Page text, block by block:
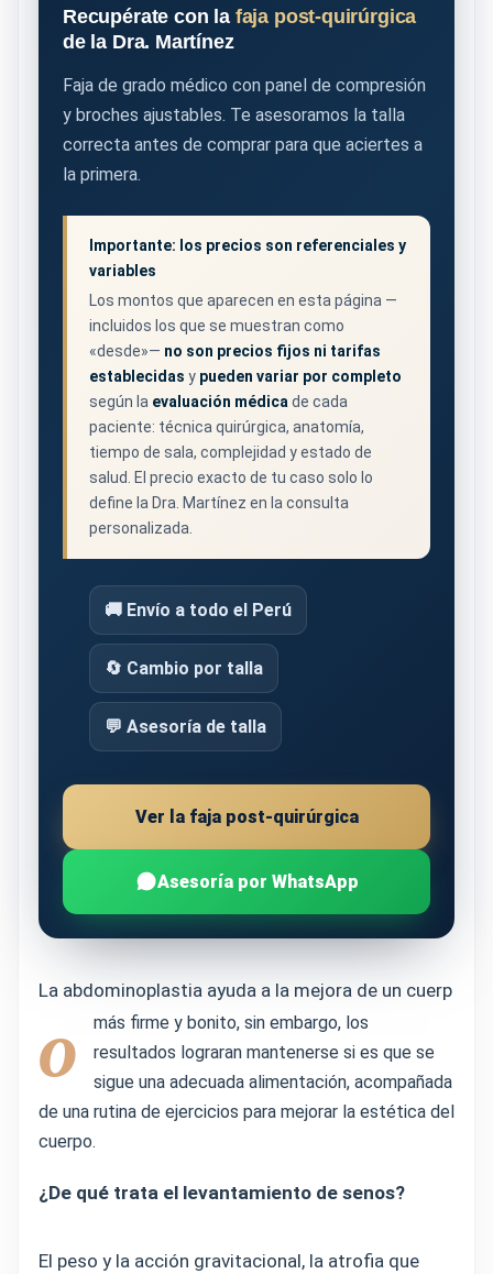
Recupérate con la faja post-quirúrgica
de la Dra. Martínez
Faja de grado médico con panel de compresión
y broches ajustables. Te asesoramos la talla
correcta antes de comprar para que aciertes a
la primera.
Importante: los precios son referenciales y
variables
Los montos que aparecen en esta página —
incluidos los que se muestran como
«desde»— no son precios fijos ni tarifas
establecidas y pueden variar por completo
según la evaluación médica de cada
paciente: técnica quirúrgica, anatomía,
tiempo de sala, complejidad y estado de
salud. El precio exacto de tu caso solo lo
define la Dra. Martínez en la consulta
personalizada.
🚚 Envío a todo el Perú
🔄 Cambio por talla
💬 Asesoría de talla
Ver la faja post-quirúrgica
Asesoría por WhatsApp
La abdominoplastia ayuda a la mejora de un cuerp
o
más firme y bonito, sin embargo, los
resultados lograran mantenerse si es que se
sigue una adecuada alimentación, acompañada
de una rutina de ejercicios para mejorar la estética del
cuerpo.
¿De qué trata el levantamiento de senos?
El peso y la acción gravitacional, la atrofia que